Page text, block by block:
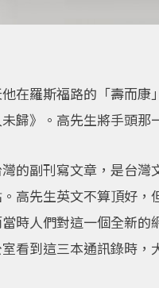
在羅斯福路的「壽而康
歸》。高先生將手頭
的副刊寫文章，是台
高先生英文不算頂好
時人們對這一個全新
看到這三本通訊錄時，